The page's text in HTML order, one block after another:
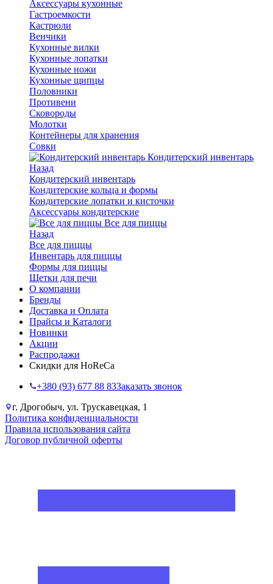
Аксессуары кухонные
Гастроемкости
Кастрюли
Венчики
Кухонные вилки
Кухонные лопатки
Кухонные ножи
Кухонные щипцы
Половники
Противени
Сковороды
Молотки
Контейнеры для хранения
Совки
Кондитерский инвентарь
Назад
Кондитерский инвентарь
Кондитерские кольца и формы
Кондитерские лопатки и кисточки
Аксессуары кондитерские
Все для пиццы
Назад
Все для пиццы
Инвентарь для пиццы
Формы для пиццы
Щетки для печи
О компании
Бренды
Доставка и Оплата
Прайсы и Каталоги
Новинки
Акции
Распродажи
Скидки для HoReCa
+38‎0 (93) 677 88 83Заказать звонок
г. Дрогобыч, ул. Трускавецкая, 1
Политика конфиденциальности
Правила использования сайта
Договор публичной оферты